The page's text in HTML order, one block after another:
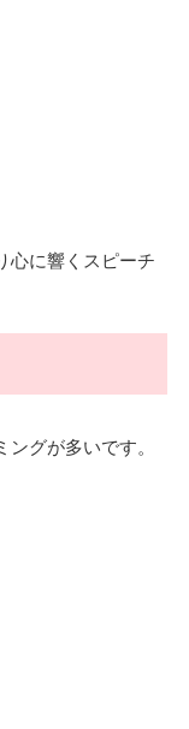
心に響くスピーチ
グが多いです。